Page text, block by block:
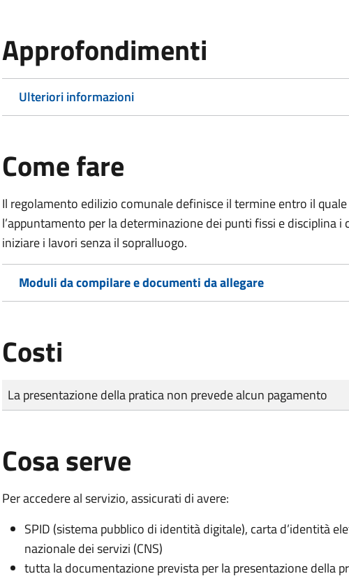
Approfondimenti
Ulteriori informazioni
Come fare
Il regolamento edilizio comunale definisce il termine entro il
l’appuntamento per la determinazione dei punti fissi e disciplina i
iniziare i lavori senza il sopralluogo.
Moduli da compilare e documenti da allegare
Costi
Tipo di pagamento
Importo
La presentazione della pratica non prevede alcun pagamento
Cosa serve
Per accedere al servizio, assicurati di avere:
SPID (sistema pubblico di identità digitale), carta d’identità
nazionale dei servizi (CNS)
tutta la documentazione prevista per la presentazione della